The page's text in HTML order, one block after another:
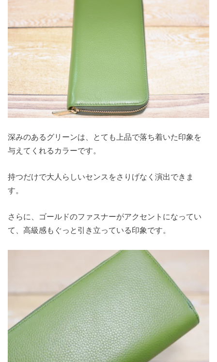
深みのあるグリーンは、とても上品で落ち着いた印象を
与えてくれるカラーです。
持つだけで大人らしいセンスをさりげなく演出できま
す。
さらに、ゴールドのファスナーがアクセントになってい
て、高級感もぐっと引き立っている印象です。